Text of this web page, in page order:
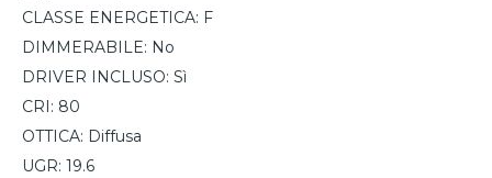
CLASSE ENERGETICA: F
DIMMERABILE: No
DRIVER INCLUSO: Sì
CRI: 80
OTTICA: Diffusa
UGR: 19.6